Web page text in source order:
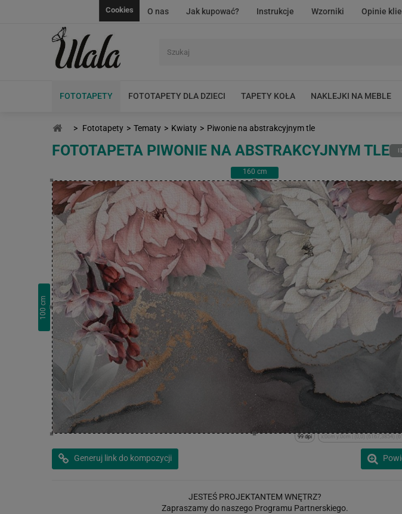
O nas Jak kupować? Instrukcje Wzorniki Opinie
Cookies
FOTOTAPETY FOTOTAPETY DLA DZIECI TAPETY KOŁA NAKLEJKI NA MEBLE
> Fototapety > Tematy > Kwiaty > Piwonie na abstrakcyjnym tle
FOTOTAPETA PIWONIE NA ABSTRAKCYJNYM TLE
160 cm
100
cm
x:0cm y:0cm | (0,0) (6167,3854)
99 dpi
Generuj link do kompozycji
JESTEŚ PROJEKTANTEM WNĘTRZ?
Zapraszamy do naszego Programu Partnerskiego.